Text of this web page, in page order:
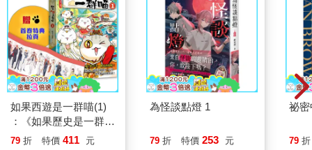
如果西遊是一群喵(1)
：《如果歷史是一群
喵》作者最新力作，附
79 折 特價 411 元
為怪談點燈 1
79 折 特價 253 元
祕
79 折